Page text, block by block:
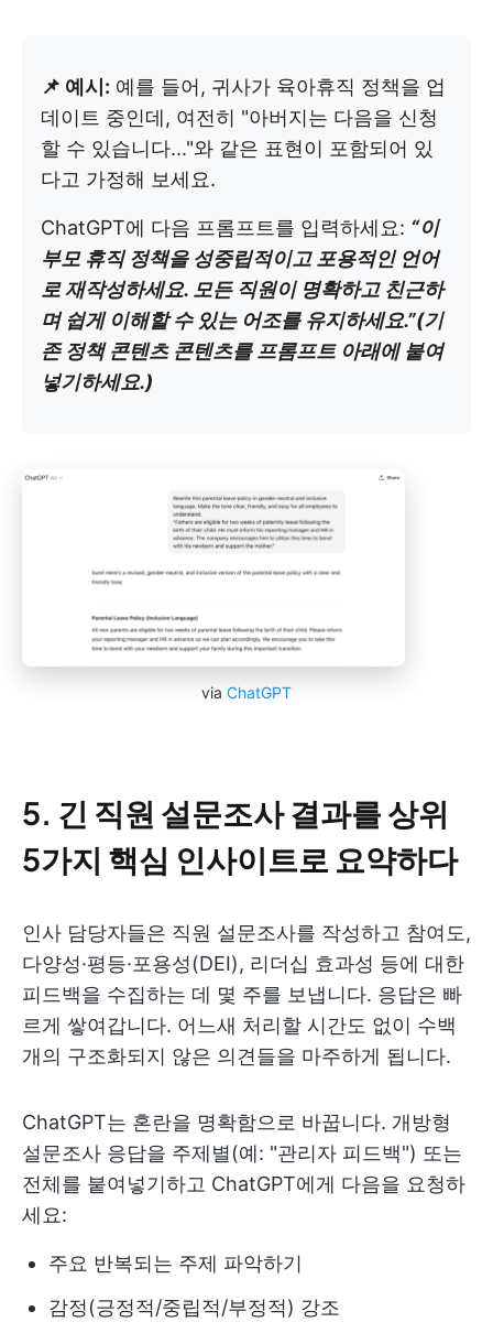
📌 예시: 예를 들어, 귀사가 육아휴직 정책을 업
데이트 중인데, 여전히 "아버지는 다음을 신청
할 수 있습니다..."와 같은 표현이 포함되어 있
다고 가정해 보세요.
ChatGPT에 다음 프롬프트를 입력하세요: “이
부모 휴직 정책을 성중립적이고 포용적인 언어
로 재작성하세요. 모든 직원이 명확하고 친근하
며 쉽게 이해할 수 있는 어조를 유지하세요.”(기
존 정책 콘텐츠 콘텐츠를 프롬프트 아래에 붙여
넣기하세요.)
via ChatGPT
5. 긴 직원 설문조사 결과를 상위
5가지 핵심 인사이트로 요약하다
인사 담당자들은 직원 설문조사를 작성하고 참여도,
다양성·평등·포용성(DEI), 리더십 효과성 등에 대한
피드백을 수집하는 데 몇 주를 보냅니다. 응답은 빠
르게 쌓여갑니다. 어느새 처리할 시간도 없이 수백
개의 구조화되지 않은 의견들을 마주하게 됩니다.
ChatGPT는 혼란을 명확함으로 바꿉니다. 개방형
설문조사 응답을 주제별(예: "관리자 피드백") 또는
전체를 붙여넣기하고 ChatGPT에게 다음을 요청하
세요:
주요 반복되는 주제 파악하기
감정(긍정적/중립적/부정적) 강조